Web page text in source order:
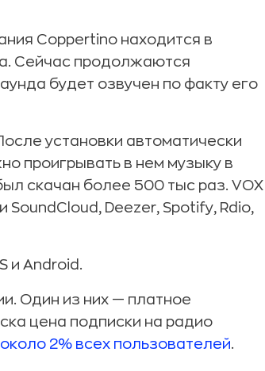
Coppertino находится в
Сейчас продолжаются
будет озвучен по факту его
установки автоматически
проигрывать в нем музыку в
скачан более 500 тыс раз. VOX
Deezer, Spotify, Rdio,
и Android.
Один из них — платное
цена подписки на радио
около 2% всех пользователей.